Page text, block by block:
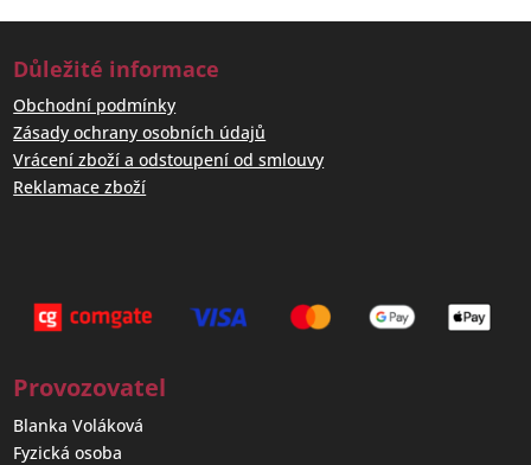
Důležité informace
Obchodní podmínky
Zásady ochrany osobních údajů
Vrácení zboží a odstoupení od smlouvy
Reklamace zboží
Provozovatel
Blanka Voláková
Fyzická osoba